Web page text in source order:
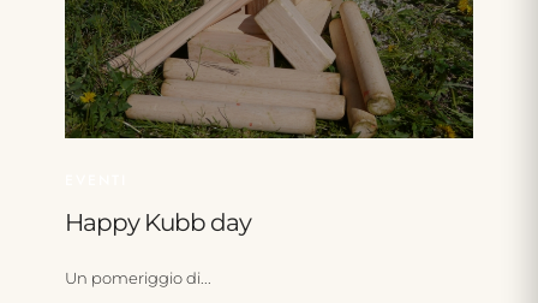
Happy Kubb day
Un pomeriggio di...